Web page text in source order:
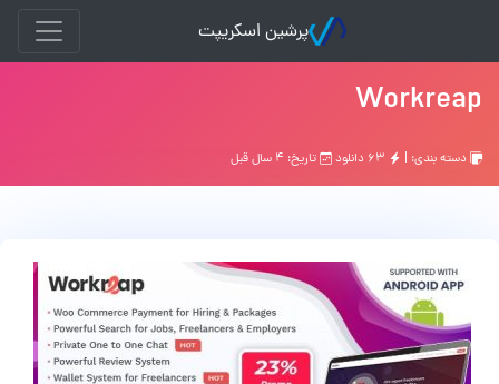
پرشین اسکریپت
Workreap
دسته بندی: | تاریخ: ۴ سال قبل